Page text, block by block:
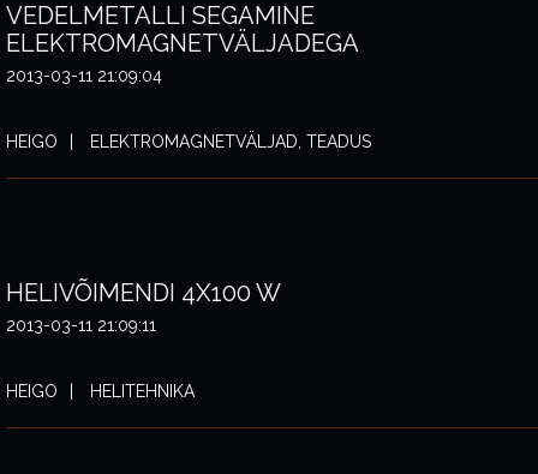
VEDELMETALLI SEGAMINE
ELEKTROMAGNETVÄLJADEGA
2013-03-11 21:09:04
HEIGO ELEKTROMAGNETVÄLJAD, TEADUS
HELIVÕIMENDI 4X100 W
2013-03-11 21:09:11
HEIGO HELITEHNIKA